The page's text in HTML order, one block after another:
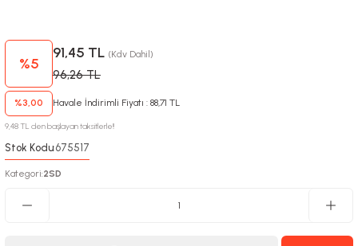
%5
91,45 TL (Kdv Dahil)
96,26 TL
%3,00 Havale İndirimli Fiyatı : 88,71 TL
9,48 TL den başlayan taksitlerle!!
Stok Kodu:675517
Kategori:2SD